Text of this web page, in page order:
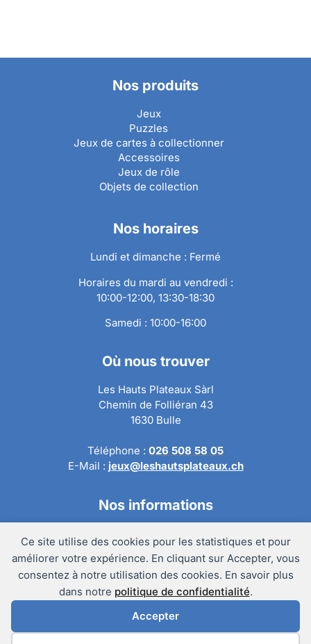
Ce site utilise des cookies pour les statistiques et pour
améliorer votre expérience. En cliquant sur Accepter, vous
consentez à notre utilisation des cookies. En savoir plus
dans notre politique de confidentialité.
Accepter
Nos produits
Jeux
Puzzles
Jeux de cartes à collectionner
Accessoires
Jeux de rôle
Objets de collection
Nos horaires
Lundi et dimanche : Fermé
Horaires du mardi au vendredi :
10:00-12:00, 13:30-18:30
Samedi : 10:00-16:00
Où nous trouver
Les Hauts Plateaux Sàrl
Chemin de Folliéran 43
1630 Bulle
Téléphone : 026 508 58 05
E-Mail : jeux@leshautsplateaux.ch
Nos informations
Politique de confidentialité
Politique de retour
Mentions légales
@Copyright 2024 – Les Hauts Plateaux Sàrl